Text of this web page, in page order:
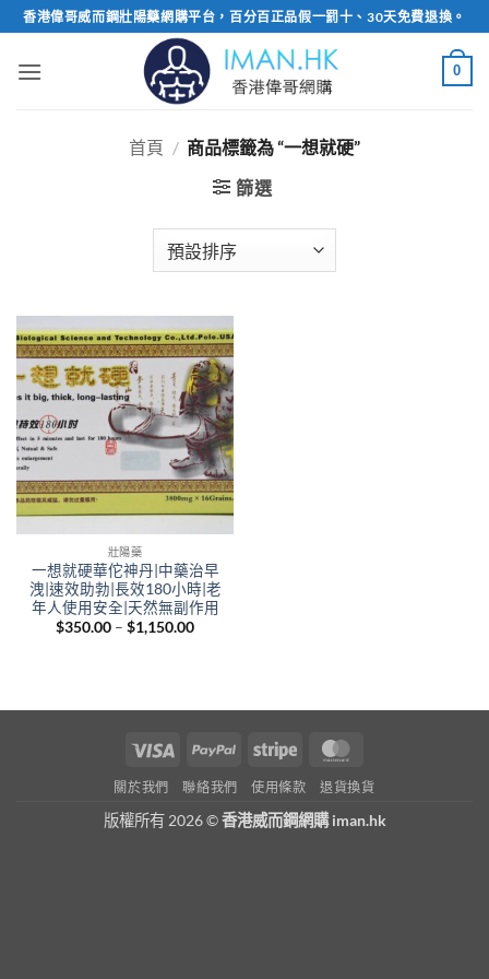
Skip
to
content
香港偉哥威而鋼壯陽藥網購平台，百分百正品假一罰十、30天免費退換。
0
首頁 / 商品標籤為 “一想就硬”
篩選
壯陽藥
一想就硬華佗神丹|中藥治早
洩|速效助勃|長效180小時|老
年人使用安全|天然無副作用
$350.00 – $1,150.00Price
Visa PayPal Stripe
關於我們 聯絡我們 使用條款 退貨換貨
版權所有 2026 ©香港威而鋼網購 iman.hk